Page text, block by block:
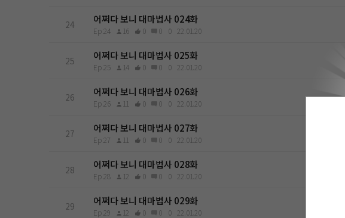
24 어쩌다 보니 대마법사 024화
Ep.24 16 0 0 0 22.01.20
25 어쩌다 보니 대마법사 025화
Ep.25 14 0 0 0 22.01.20
26 어쩌다 보니 대마법사 026화
Ep.26 11 0 0 0 22.01.20
27 어쩌다 보니 대마법사 027화
Ep.27 11 0 0 0 22.01.20
28 어쩌다 보니 대마법사 028화
Ep.28 12 0 0 0 22.01.20
29 어쩌다 보니 대마법사 029화
Ep.29 12 0 0 0 22.01.20